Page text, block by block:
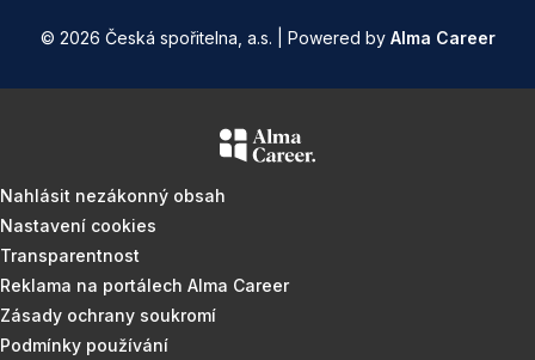
© 2026 Česká spořitelna, a.s. | Powered by Alma Career
Nahlásit nezákonný obsah
Nastavení cookies
Transparentnost
Reklama na portálech Alma Career
Zásady ochrany soukromí
Podmínky používání